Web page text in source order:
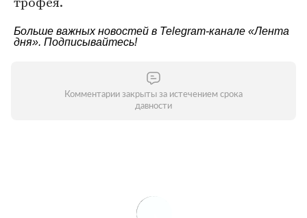
Больше важных новостей в Telegram-канале «Лента
дня». Подписывайтесь!
Комментарии закрыты за истечением срока
давности